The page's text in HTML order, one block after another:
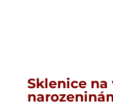
Sklenice na